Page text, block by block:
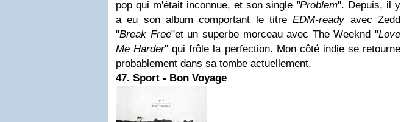
pop qui m'était inconnue, et son single "Problem". Depuis, il y
a eu son album comportant le titreEDM-readyavec Zedd
"Break Free"et un superbe morceau avec The Weeknd "Love
Me Harder" qui frôle la perfection. Mon côté indie se retourne
probablement dans sa tombe actuellement.
47. Sport - Bon Voyage